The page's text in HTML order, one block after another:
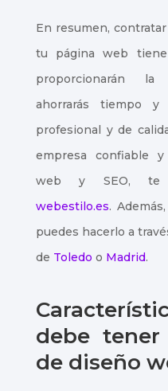
En resumen,
tu página web tiene
proporcionarán la
ahorrarás tiempo y
profesional y de
empresa confiable
web y SEO, te
webestilo.es.
puedes hacerlo a
de Toledo o Madrid.
debe
de diseño